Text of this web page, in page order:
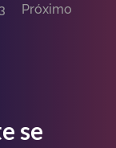
3 Próximo
se